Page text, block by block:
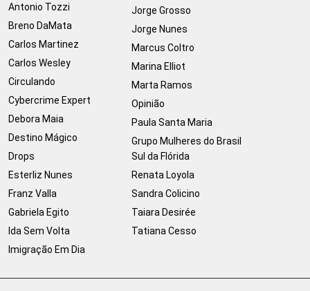
Antonio Tozzi
Breno DaMata
Carlos Martinez
Carlos Wesley
Circulando
Cybercrime Expert
Debora Maia
Destino Mágico
Drops
Esterliz Nunes
Franz Valla
Gabriela Egito
Ida Sem Volta
Imigração Em Dia
Jorge Grosso
Jorge Nunes
Marcus Coltro
Marina Elliot
Marta Ramos
Opinião
Paula Santa Maria
Grupo Mulheres do Brasil
Sul da Flórida
Renata Loyola
Sandra Colicino
Taiara Desirée
Tatiana Cesso